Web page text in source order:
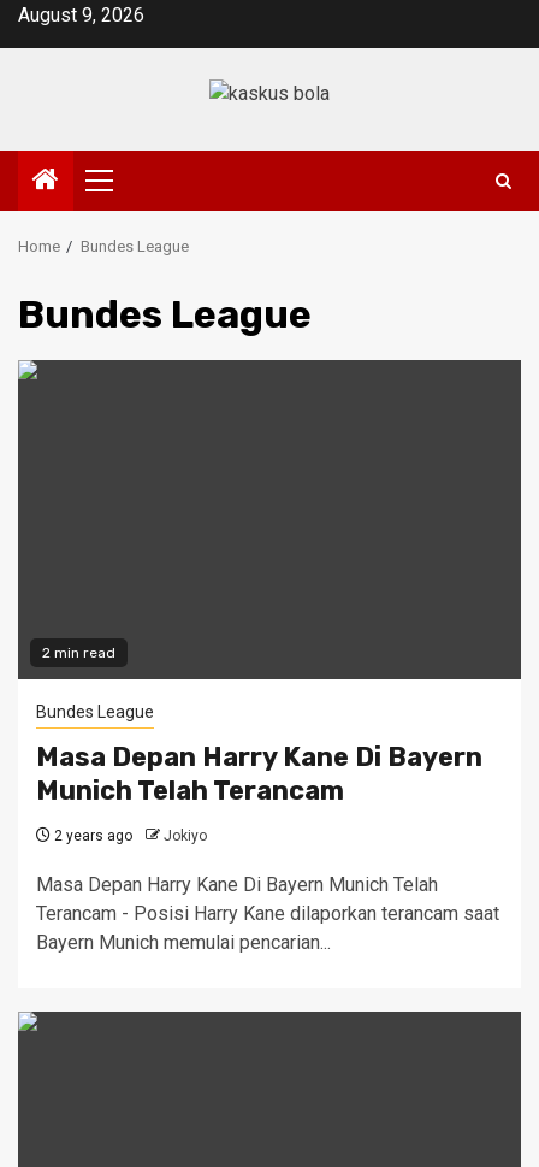
SkipAugust 9, 2026
Primary
Menu
Home Bundes League
Bundes League
2 min read
Bundes League
Masa Depan Harry Kane Di Bayern
Munich Telah Terancam
2 years ago Jokiyo
Masa Depan Harry Kane Di Bayern Munich Telah
Terancam - Posisi Harry Kane dilaporkan terancam saat
Bayern Munich memulai pencarian...